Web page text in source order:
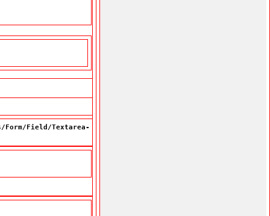
Field/Textarea-